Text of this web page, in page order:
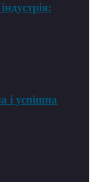
і успішна